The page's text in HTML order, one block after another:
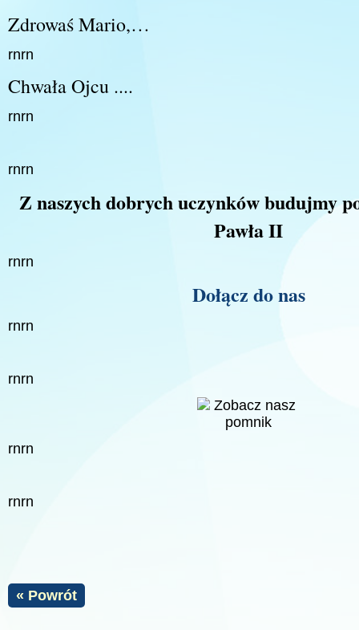
Zdrowaś Mario,…
rnrn
Chwała Ojcu ....
rnrn
rnrn
Z naszych dobrych uczynków budujmy
Pawła II
rnrn
Dołącz do nas
rnrn
rnrn
rnrn
rnrn
« Powrót